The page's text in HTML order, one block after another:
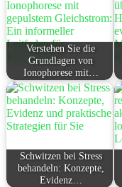
Verstehen Sie die
Grundlagen von
Ionophorese mit…
Schwitzen bei Stress
behandeln: Konzepte,
Evidenz…